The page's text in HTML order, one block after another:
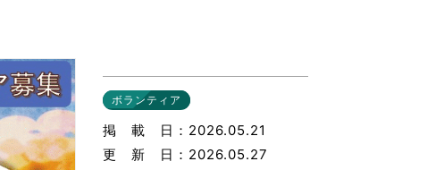
加できるボランティア
ア関連ニュース（外部記事）
ボランティア
掲載日
2026.05.21
更新日
2026.05.27